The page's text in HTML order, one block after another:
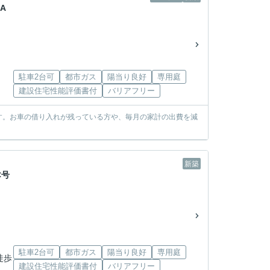
駐車2台可 都市ガス 陽当り良好
専用庭
建設住宅性能評価書付
バリアフリー
お車の借り入れが残っている方や、毎月の家計の出費を減
新築
歩
駐車2台可 都市ガス 陽当り良好
専用庭
建設住宅性能評価書付
バリアフリー